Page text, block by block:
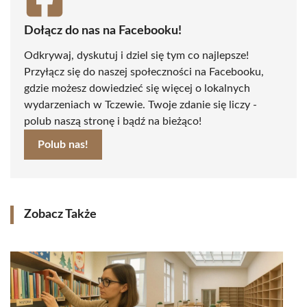
Dołącz do nas na Facebooku!
Odkrywaj, dyskutuj i dziel się tym co najlepsze!
Przyłącz się do naszej społeczności na Facebooku,
gdzie możesz dowiedzieć się więcej o lokalnych
wydarzeniach w Tczewie. Twoje zdanie się liczy -
polub naszą stronę i bądź na bieżąco!
Polub nas!
Zobacz Także